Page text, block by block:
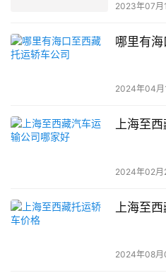
2023年07月
哪里有
2024年04月
上海至
2024年02月
上海至
2024年08月